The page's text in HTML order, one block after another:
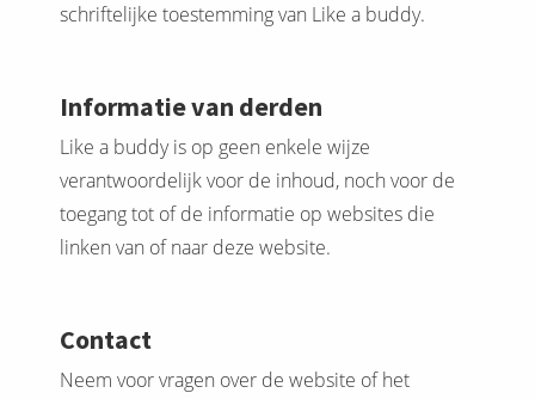
schriftelijke toestemming van Like a buddy.
Informatie van derden
Like a buddy is op geen enkele wijze
verantwoordelijk voor de inhoud, noch voor de
toegang tot of de informatie op websites die
linken van of naar deze website.
Contact
Neem voor vragen over de website of het